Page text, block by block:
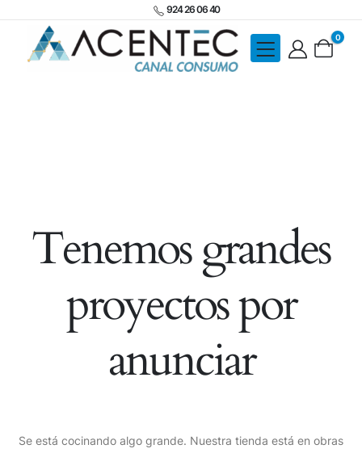
924 26 06 40
0
Tenemos grandes
proyectos por
anunciar
Se está cocinando algo grande. Nuestra tienda está en obras